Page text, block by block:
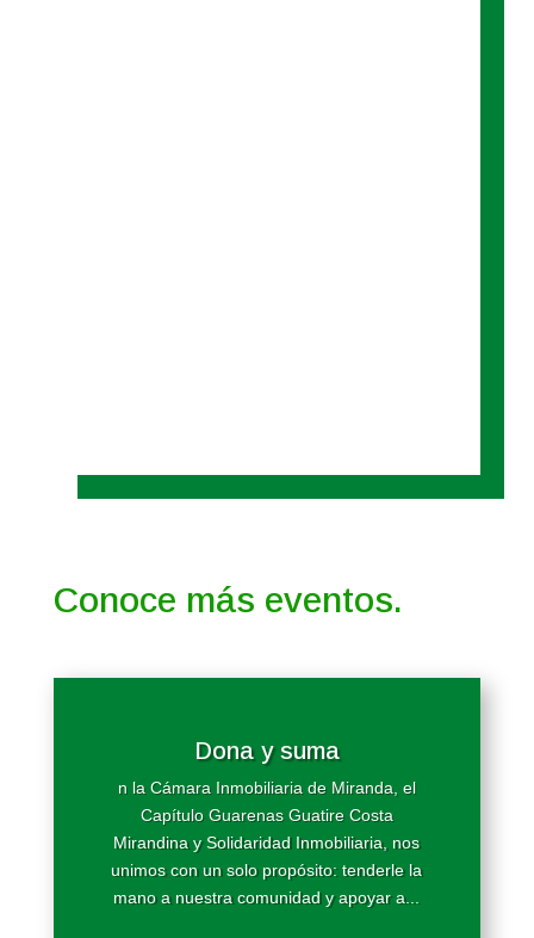
Conoce más eventos.
Dona y suma
n la Cámara Inmobiliaria de Miranda, el
Capítulo Guarenas Guatire Costa
Mirandina y Solidaridad Inmobiliaria, nos
unimos con un solo propósito: tenderle la
mano a nuestra comunidad y apoyar a...